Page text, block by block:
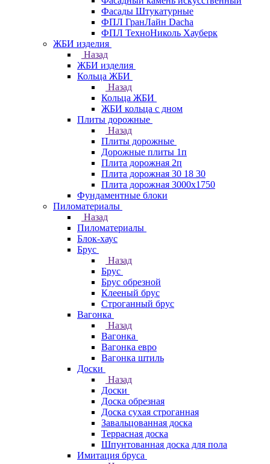
Фасады Штукатурные
ФПЛ ГранЛайн Dacha
ФПЛ ТехноНиколь Хауберк
ЖБИ изделия
Назад
ЖБИ изделия
Кольца ЖБИ
Назад
Кольца ЖБИ
ЖБИ кольца с дном
Плиты дорожные
Назад
Плиты дорожные
Дорожные плиты 1п
Плита дорожная 2п
Плита дорожная 30 18 30
Плита дорожная 3000х1750
Фундаментные блоки
Пиломатериалы
Назад
Пиломатериалы
Блок-хаус
Брус
Назад
Брус
Брус обрезной
Клееный брус
Строганный брус
Вагонка
Назад
Вагонка
Вагонка евро
Вагонка штиль
Доски
Назад
Доски
Доска обрезная
Доска сухая строганная
Завальцованная доска
Террасная доска
Шпунтованная доска для пола
Имитация бруса